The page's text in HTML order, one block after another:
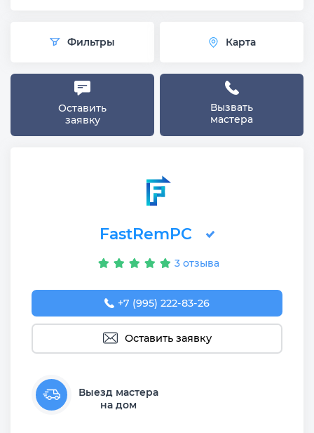
Фильтры Карта
Оставить
заявку
Вызвать
мастера
FastRemPC
3 отзыва
+7 (995) 222-83-26
Оставить заявку
Выезд мастера
на дом